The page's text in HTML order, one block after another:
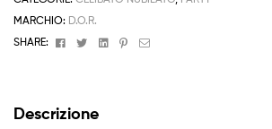
MARCHIO: D.O.R.
SHARE:
FacebookTwitterLinkedinPinterest
Email
Descrizione